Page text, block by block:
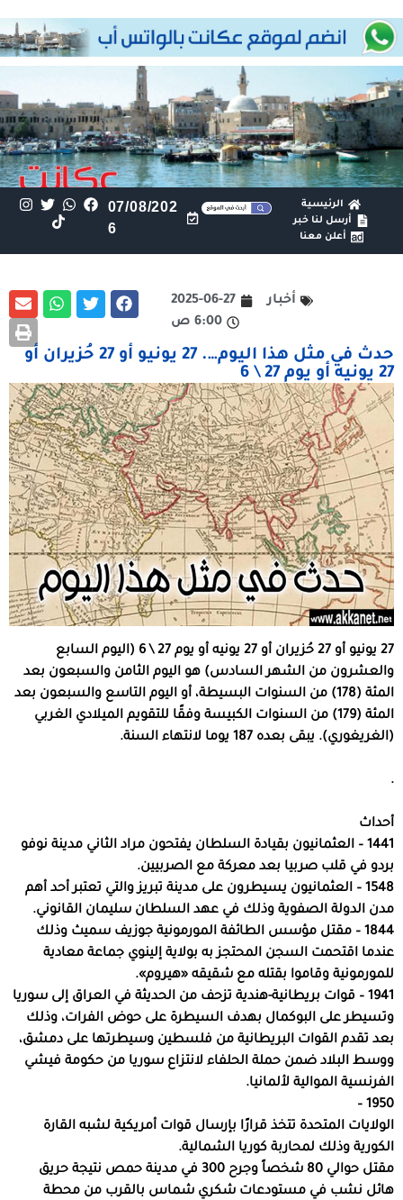
الرئيسية
أرسل لنا خبر
أعلن معنا
07/08/202
6
أخبار
2025-06-27
6:00 ص
حدث في مثل هذا اليوم…. 27 يونيو أو 27 حُزيران أو
27 يونيه أو يوم 27 \ 6
27 يونيو أو 27 حُزيران أو 27 يونيه أو يوم 27 \ 6 (اليوم السابع
والعشرون من الشهر السادس) هو اليوم الثامن والسبعون بعد
المئة (178) من السنوات البسيطة، أو اليوم التاسع والسبعون بعد
المئة (179) من السنوات الكبيسة وفقًا للتقويم الميلادي الغربي
(الغريغوري). يبقى بعده 187 يوما لانتهاء السنة.
.
أحداث
1441 – العثمانيون بقيادة السلطان يفتحون مراد الثاني مدينة نوفو
بردو في قلب صربيا بعد معركة مع الصربيين.
1548 – العثمانيون يسيطرون على مدينة تبريز والتي تعتبر أحد أهم
مدن الدولة الصفوية وذلك في عهد السلطان سليمان القانوني.
1844 – مقتل مؤسس الطائفة المورمونية جوزيف سميث وذلك
عندما اقتحمت السجن المحتجز به بولاية إلينوي جماعة معادية
للمورمونية وقاموا بقتله مع شقيقه «هيروم».
1941 – قوات بريطانية-هندية تزحف من الحديثة في العراق إلى سوريا
وتسيطر على البوكمال بهدف السيطرة على حوض الفرات، وذلك
بعد تقدم القوات البريطانية من فلسطين وسيطرتها على دمشق،
ووسط البلاد ضمن حملة الحلفاء لانتزاع سوريا من حكومة فيشي
الفرنسية الموالية لألمانيا.
1950 –
الولايات المتحدة تتخذ قرارًا بإرسال قوات أمريكية لشبه القارة
الكورية وذلك لمحاربة كوريا الشمالية.
مقتل حوالي 80 شخصاً وجرح 300 في مدينة حمص نتيجة حريق
هائل نشب في مستودعات شكري شماس بالقرب من محطة